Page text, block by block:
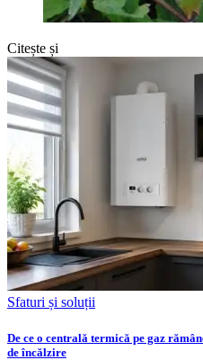
Citește și
Sfaturi și soluții
De ce o centrală termică pe gaz
de încălzire